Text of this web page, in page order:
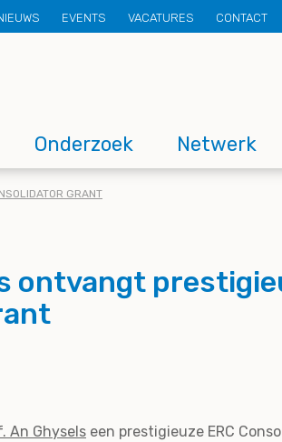
EVENTS VACATURES CONTACT
Onderzoek Netwerk
GRANT
ontvangt
An Ghysels een prestigieuze ERC